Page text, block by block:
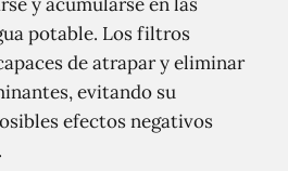
potable. Los filtros
de atrapar y eliminar
evitando su
efectos negativos